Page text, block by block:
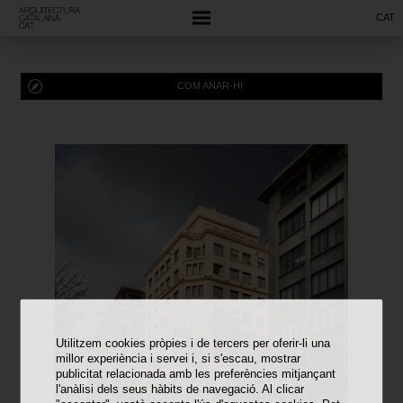
Utilitzem cookies pròpies i de tercers per oferir-li una
millor experiència i servei i, si s'escau, mostrar
publicitat relacionada amb les preferències mitjançant
l'anàlisi dels seus hàbits de navegació. Al clicar
CAT
COM ANAR-HI